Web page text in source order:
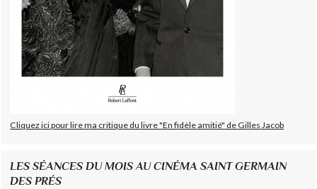
Cliquez ici pour lire ma critique du livre "En fidèle amitié" de Gilles Jacob
LES SÉANCES DU MOIS AU CINÉMA SAINT GERMAIN
DES PRÉS